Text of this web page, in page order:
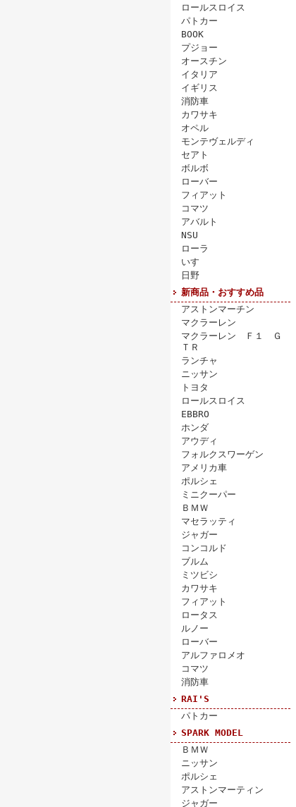
ロールスロイス
パトカー
BOOK
プジョー
オースチン
イタリア
イギリス
消防車
カワサキ
オペル
モンテヴェルディ
セアト
ボルボ
ローバー
フィアット
コマツ
アバルト
NSU
ローラ
いすゞ
日野
新商品・おすすめ品
アストンマーチン
マクラーレン
マクラーレン Ｆ１ Ｇ
ＴＲ
ランチャ
ニッサン
トヨタ
ロールスロイス
EBBRO
ホンダ
アウディ
フォルクスワーゲン
アメリカ車
ポルシェ
ミニクーパー
ＢＭＷ
マセラッティ
ジャガー
コンコルド
ブルム
ミツビシ
カワサキ
フィアット
ロータス
ルノー
ローバー
アルファロメオ
コマツ
消防車
RAI'S
パトカー
SPARK MODEL
ＢＭＷ
ニッサン
ポルシェ
アストンマーティン
ジャガー